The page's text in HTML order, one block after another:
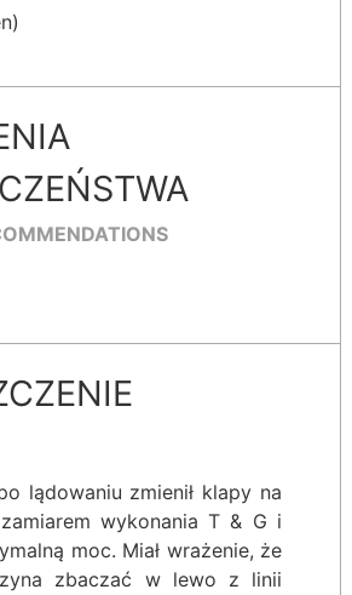
lądowaniu zmienił klapy na
wykonania T & G i
moc. Miał wrażenie, że
zbaczać w lewo z linii